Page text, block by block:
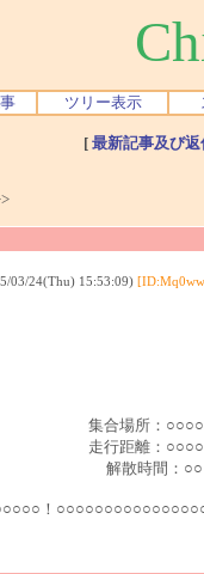
ツリー表示
[ 最新記事及び
03/24(Thu) 15:53:09)
集合場所
走行距離：
散時間：
！